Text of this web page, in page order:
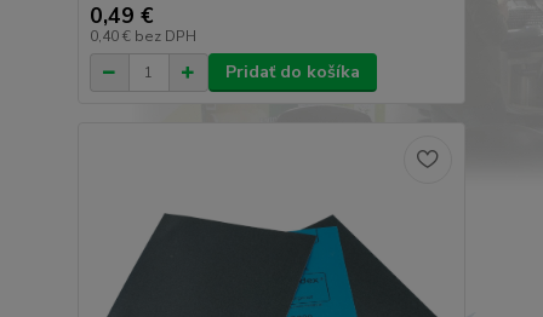
0,49 €
0,40 € bez DPH
Pridať do košíka